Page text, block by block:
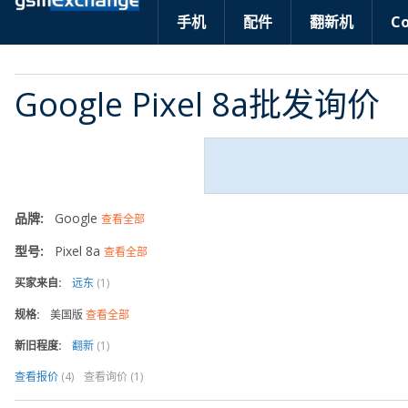
手机 配件 翻新机
Google Pixel 8a批发询价
品牌: Google 查看全部
型号: Pixel 8a 查看全部
买家来自:
远东 (1)
规格: 美国版 查看全部
新旧程度:
翻新 (1)
查看报价 (4) 查看询价 (1)